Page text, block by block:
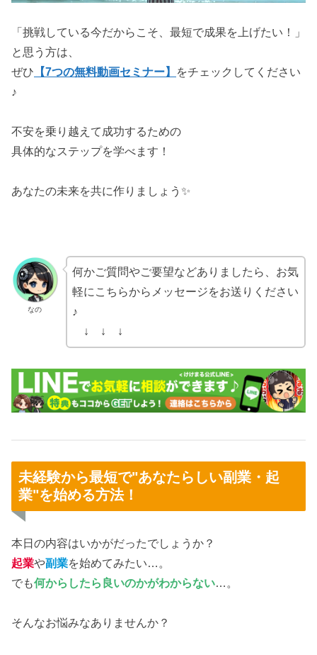
「挑戦している今だからこそ、最短で成果を上げたい！」
と思う方は、
ぜひ 【7つの無料動画セミナー】
をチェックしてください
♪
不安を乗り越えて成功するための
具体的なステップを学べます！
あなたの未来を共に作りましょう✨
なの
何かご質問やご要望などありましたら、お気
軽にこちらからメッセージをお送りください
♪
↓ ↓ ↓
未経験から最短で"あなたらしい副業・起
業"を始める方法！
本日の内容はいかがだったでしょうか？
起業や副業を始めてみたい…。
でも何からしたら良いのかがわからない…。
そんなお悩みなありませんか？